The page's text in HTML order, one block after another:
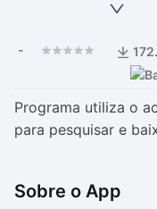
-
Programa utiliza o
para pesquisar e
Sobre o App